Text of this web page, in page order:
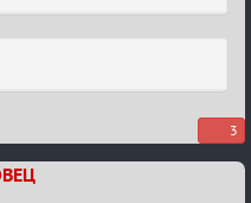
3